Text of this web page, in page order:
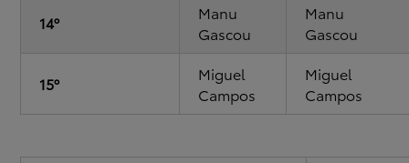
14º
Manu
Gascou
Manu
Gascou
15º
Miguel
Campos
Miguel
Campos